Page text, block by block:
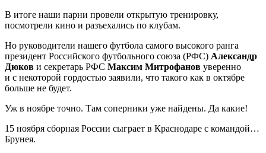
В итоге наши парни провели открытую тренировку,
посмотрели кино и разъехались по клубам.
Но руководители нашего футбола самого высокого ранга
президент Российского футбольного союза (РФС) Александр
Дюков и секретарь РФС Максим Митрофанов уверенно
и с некоторой гордостью заявили, что такого как в октябре
больше не будет.
Уж в ноябре точно. Там соперники уже найдены. Да какие!
15 ноября сборная России сыграет в Краснодаре с командой…
Брунея.